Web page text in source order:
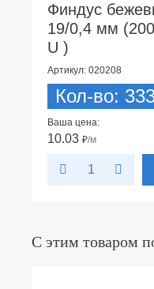
Финдус
19/0,4 мм
U )
Артикул: 020208
Кол-во:
Ваша цена:
10.03 ₽/м
С этим товаром